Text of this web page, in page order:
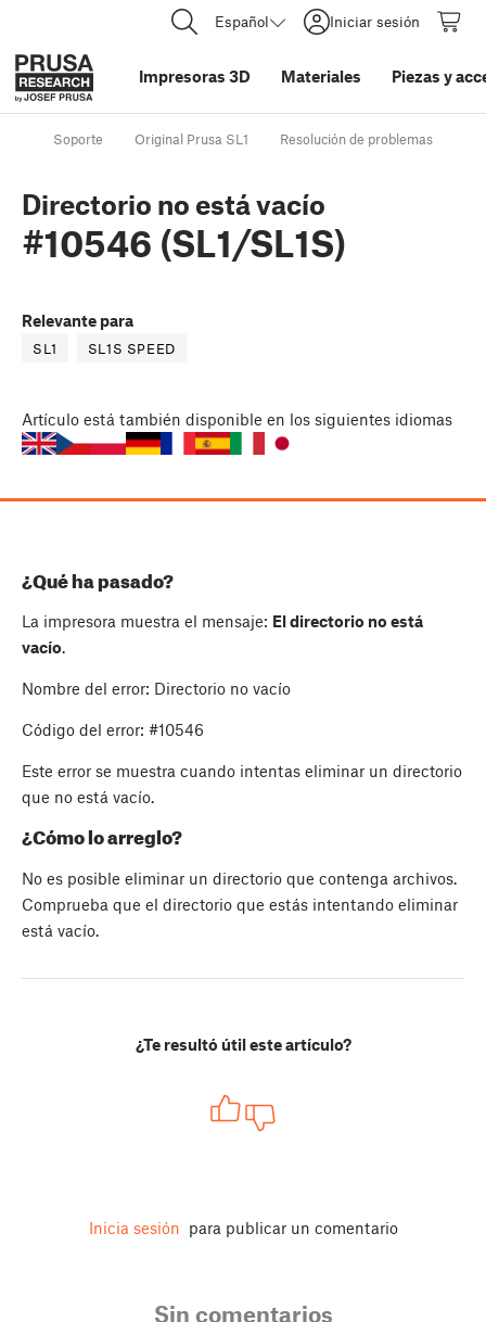
Español Iniciar sesión
Impresoras 3D Materiales Piezas y
Soporte Original Prusa SL1 Resolución de problemas
Directorio no está vacío
#10546 (SL1/SL1S)
Relevante para
SL1 SL1S SPEED
Artículo está también disponible en los siguientes idiomas
¿Qué ha pasado?
La impresora muestra el mensaje: El directorio no está
vacío.
Nombre del error: Directorio no vacío
Código del error: #10546
Este error se muestra cuando intentas eliminar un directorio
que no está vacío.
¿Cómo lo arreglo?
No es posible eliminar un directorio que contenga archivos.
Comprueba que el directorio que estás intentando eliminar
está vacío.
¿Te resultó útil este artículo?
Inicia sesión para publicar un comentario
Sin comentarios